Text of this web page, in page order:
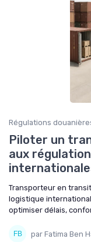
Régulations
Piloter un
aux
Transporteur en
logistique
optimiser délais,
par Fatima Ben